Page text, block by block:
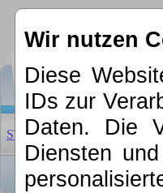
Wir nutzen
Diese
IDs zur
Daten. Die
Diensten
STARTSEITE| ÜBER UNS